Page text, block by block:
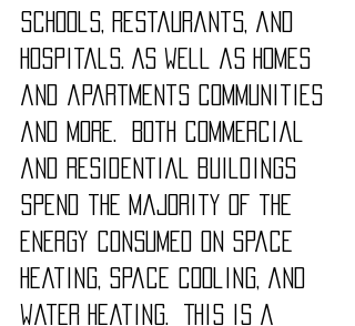
schools, restaurants, and
hospitals. As well as homes
and apartments communities
and more.  Both commercial
and residential buildings
spend the majority of the
energy consumed on space
heating, space cooling, and
water heating.  This is a